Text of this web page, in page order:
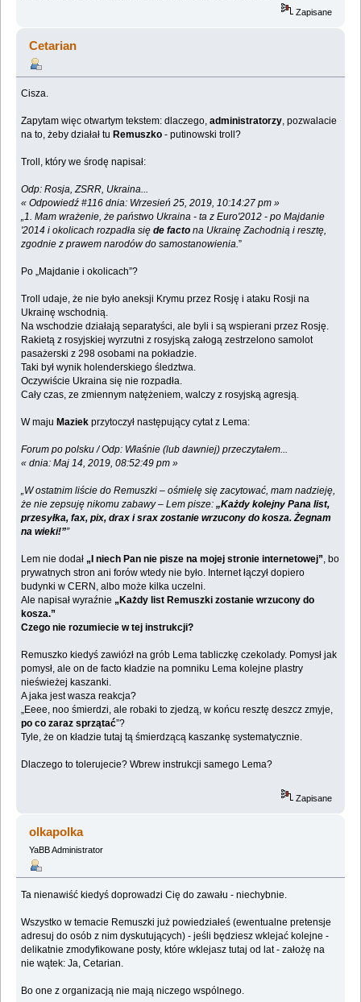
Zapisane
Cetarian
Cisza.
Zapytam więc otwartym tekstem: dlaczego,administratorzy, pozwalacie
na to, żeby działał tu Remuszko - putinowski troll?
Troll, który we środę napisał:
Odp: Rosja, ZSRR, Ukraina...
« Odpowiedź #116 dnia: Wrzesień 25, 2019, 10:14:27 pm »
„1. Mam wrażenie, że państwo Ukraina - ta z Euro'2012 - po Majdanie
'2014 i okolicach rozpadła sięde facto na Ukrainę Zachodnią i resztę,
zgodnie z prawem narodów do samostanowienia.”
Po „Majdanie i okolicach”?
Troll udaje, że nie było aneksji Krymu przez Rosję i ataku Rosji na
Ukrainę wschodnią.
Na wschodzie działają separatyści, ale byli i są wspierani przez Rosję.
Rakietą z rosyjskiej wyrzutni z rosyjską załogą zestrzelono samolot
pasażerski z 298 osobami na pokładzie.
Taki był wynik holenderskiego śledztwa.
Oczywiście Ukraina się nie rozpadła.
Cały czas, ze zmiennym natężeniem, walczy z rosyjską agresją.
W maju Maziek przytoczył następujący cytat z Lema:
Forum po polsku / Odp: Właśnie (lub dawniej) przeczytałem...
« dnia: Maj 14, 2019, 08:52:49 pm »
„W ostatnim liście do Remuszki – ośmielę się zacytować, mam nadzieję,
że nie zepsuję nikomu zabawy – Lem pisze:„Każdy kolejny Pana list,
przesyłka, fax, pix, drax i srax zostanie wrzucony do kosza. Żegnam
na wieki!””
Lem nie dodał „I niech Pan nie pisze na mojej stronie internetowej”, bo
prywatnych stron ani forów wtedy nie było. Internet łączył dopiero
budynki w CERN, albo może kilka uczelni.
Ale napisał wyraźnie „Każdy list Remuszki zostanie wrzucony do
kosza.”
Czego nie rozumiecie w tej instrukcji?
Remuszko kiedyś zawiózł na grób Lema tabliczkę czekolady. Pomysł jak
pomysł, ale on de facto kładzie na pomniku Lema kolejne plastry
nieświeżej kaszanki.
A jaka jest wasza reakcja?
„Eeee, noo śmierdzi, ale robaki to zjedzą, w końcu resztę deszcz zmyje,
po co zaraz sprzątać”?
Tyle, że on kładzie tutaj tą śmierdzącą kaszankę systematycznie.
Dlaczego to tolerujecie? Wbrew instrukcji samego Lema?
Zapisane
olkapolka
YaBB Administrator
Ta nienawiść kiedyś doprowadzi Cię do zawału - niechybnie.
Wszystko w temacie Remuszki już powiedziałeś (ewentualne pretensje
adresuj do osób z nim dyskutujących) - jeśli będziesz wklejać kolejne -
delikatnie zmodyfikowane posty, które wklejasz tutaj od lat - założę na
nie wątek: Ja, Cetarian.
Bo one z organizacją nie mają niczego wspólnego.